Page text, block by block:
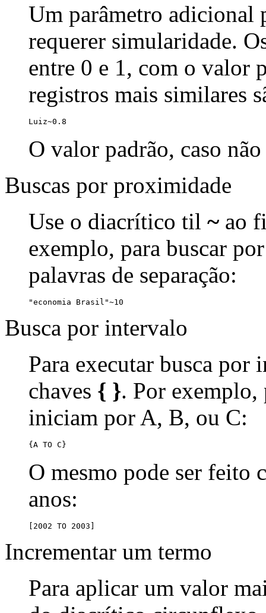
Um parâmetro adicional
requerer simularidade.
entre 0 e 1, com o valor
registros mais similares
Luiz~0.8
O valor padrão, caso
Buscas por proximidade
Use o diacrítico til ~ ao
exemplo, para buscar
palavras de separação:
"economia Brasil"~10
Busca por intervalo
Para executar busca por
chaves { }. Por exemplo,
iniciam por A, B, ou C:
{A TO C}
O mesmo pode ser feito
anos:
[2002 TO 2003]
Incrementar um termo
Para aplicar um valor